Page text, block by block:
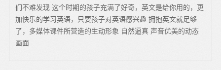
们不难发现 这个时期的孩子充满了好奇，英文是给你用的，更
加快乐的学习英语，只要孩子对英语感兴趣 拥抱英文就足够
了，多媒体课件所营造的生动形象 自然逼真 声音优美的动态
画面